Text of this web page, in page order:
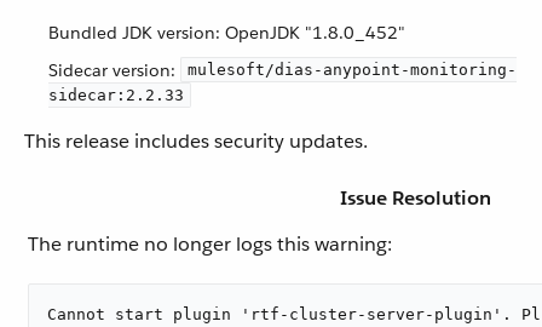
Bundled JDK version: OpenJDK "1.8.0_452"
Sidecar version:
mulesoft/dias-anypoint-monitoring-
sidecar:2.2.33
This release includes security updates.
Issue Resolution
The runtime no longer logs this warning:
Cannot start plugin 'rtf-cluster-server-plugin'.